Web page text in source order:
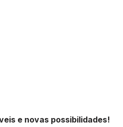
e novas possibilidades!